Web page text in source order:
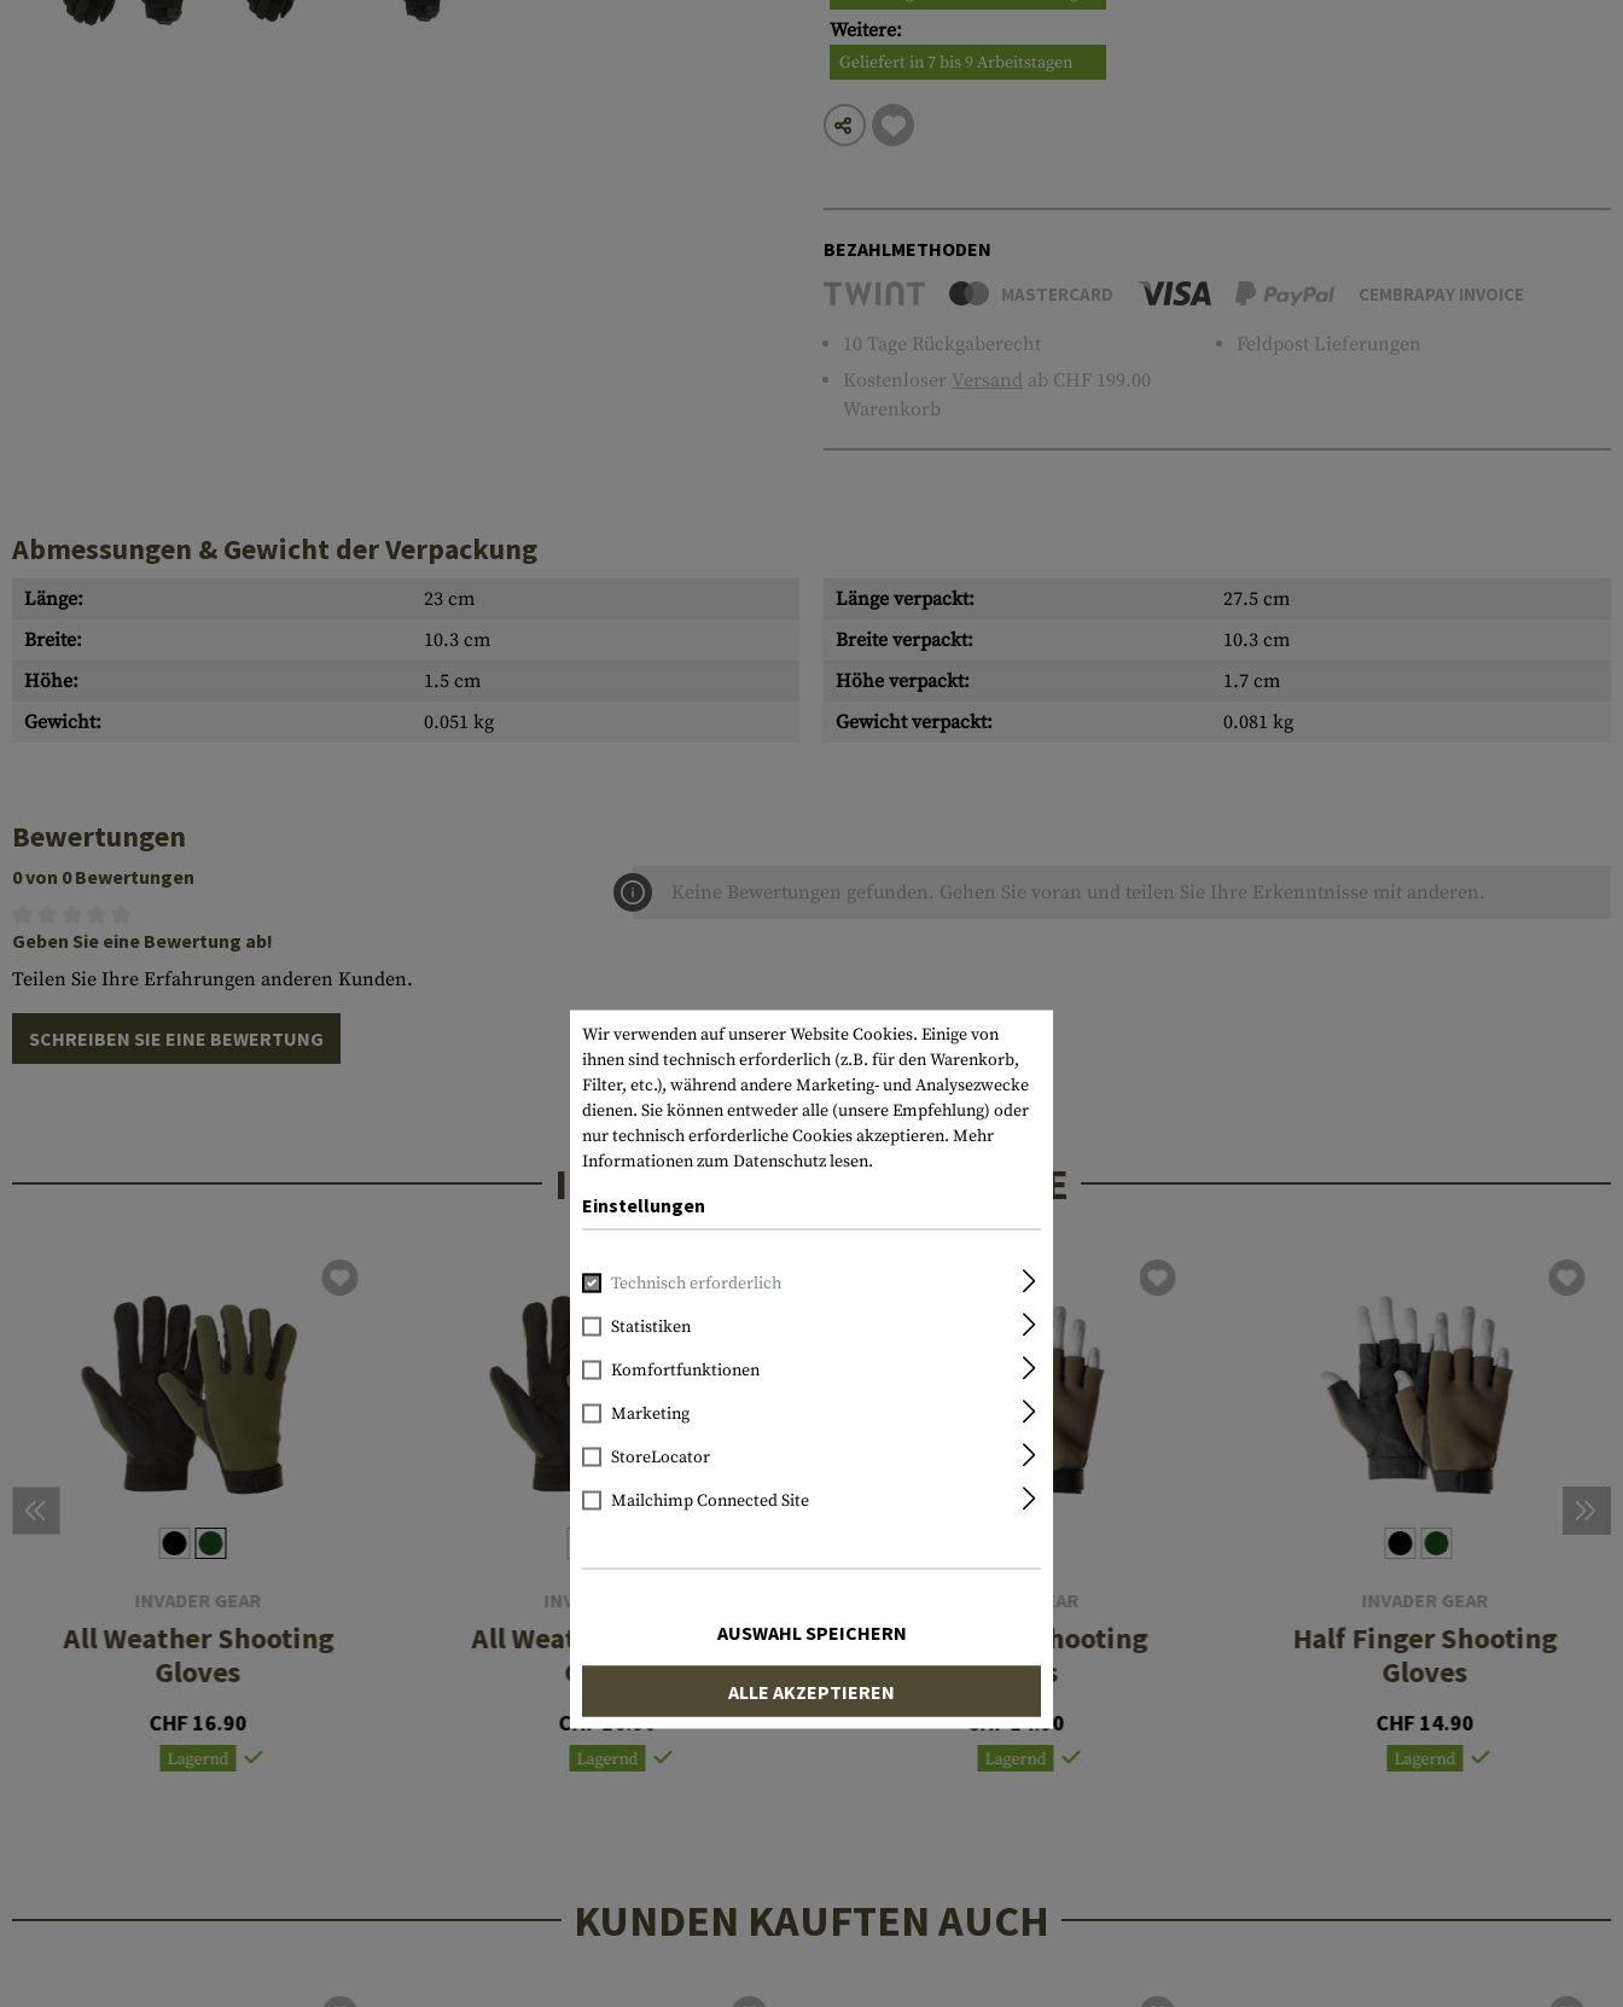
Laufhüllen Weitere:
Geliefert in 7 bis 9 Arbeitstagen
BEZAHLMETHODEN
MASTERCARD CEMBRAPAY INVOICE
10 Tage Rückgaberecht
Kostenloser Versand ab CHF 199.00
Warenkorb
Feldpost Lieferungen
Abmessungen & Gewicht der Verpackung
Länge: 23 cm Länge verpackt:
27.5 cm
Breite:
10.3 cm Breite verpackt:
10.3 cm
Höhe:
1.5 cm Höhe verpackt:
1.7 cm
Gewicht:
0.051 kg Gewicht verpackt: 0.081 kg
Bewertungen
0 von 0 Bewertungen
Geben Sie eine Bewertung ab!
Teilen Sie Ihre Erfahrungen anderen Kunden.
SCHREIBEN SIE EINE BEWERTUNG
Keine Bewertungen gefunden. Gehen Sie voran und teilen Sie Ihre Erkenntnisse mit anderen.
INTERESSANTE PRODUKTE
INVADER GEAR
All Weather Shooting
Gloves
CHF 16.90
Lagernd
INVADER GEAR
All Weather Shooting
Gloves
CHF 16.90
Lagernd
INVADER GEAR
Half Finger Shooting
Gloves
CHF 14.90
Lagernd
INVADER GEAR
Half Finger Shooting
Gloves
CHF 14.90
Lagernd
KUNDEN KAUFTEN AUCH
Wir verwenden auf unserer Website Cookies. Einige von
ihnen sind technisch erforderlich (z.B. für den Warenkorb,
Filter, etc.), während andere Marketing- und Analysezwecke
dienen. Sie können entweder alle (unsere Empfehlung) oder
nur technisch erforderliche Cookies akzeptieren. Mehr
Informationen zum Datenschutz lesen.
Einstellungen
Technisch erforderlich
Statistiken
Komfortfunktionen
Marketing
StoreLocator
Mailchimp Connected Site
AUSWAHL SPEICHERN
ALLE AKZEPTIEREN